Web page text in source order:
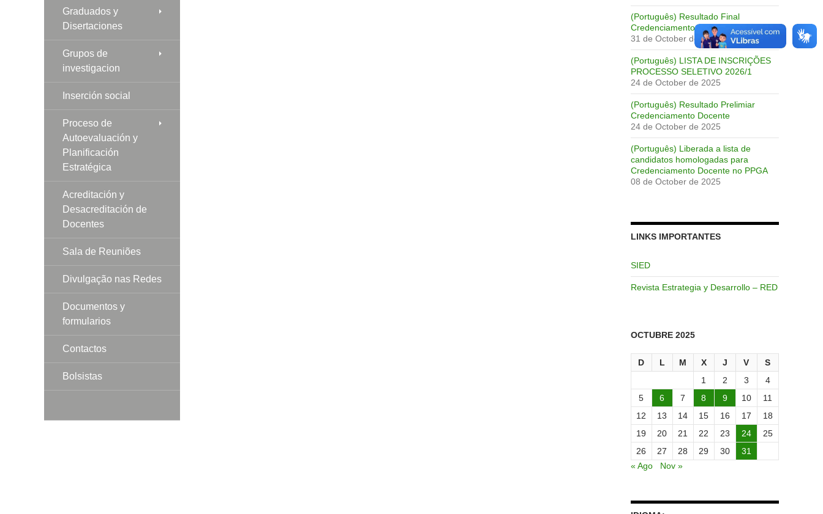
(Português) Resultado Final
Credenciamento Docente
31 de October de 2025
(Português) LISTA DE INSCRIÇÕES
PROCESSO SELETIVO 2026/1
24 de October de 2025
(Português) Resultado Prelimiar
Credenciamento Docente
24 de October de 2025
(Português) Liberada a lista de
candidatos homologadas para
Credenciamento Docente no PPGA
08 de October de 2025
LINKS IMPORTANTES
SIED
Revista Estrategia y Desarrollo – RED
OCTUBRE 2025
D L M X J V
S
1
2 3
4
5
6 7 8 9 10
11
12
13 14 15 16 17
18
19
20 21 22 23 24
25
26
27 28 29 30
31
« Ago
Nov »
Graduados y
Disertaciones
Grupos de
investigacion
Inserción social
Proceso de
Autoevaluación y
Planificación
Estratégica
Acreditación y
Desacreditación de
Docentes
Sala de Reuniões
Divulgação nas Redes
Documentos y
formularios
Contactos
Bolsistas